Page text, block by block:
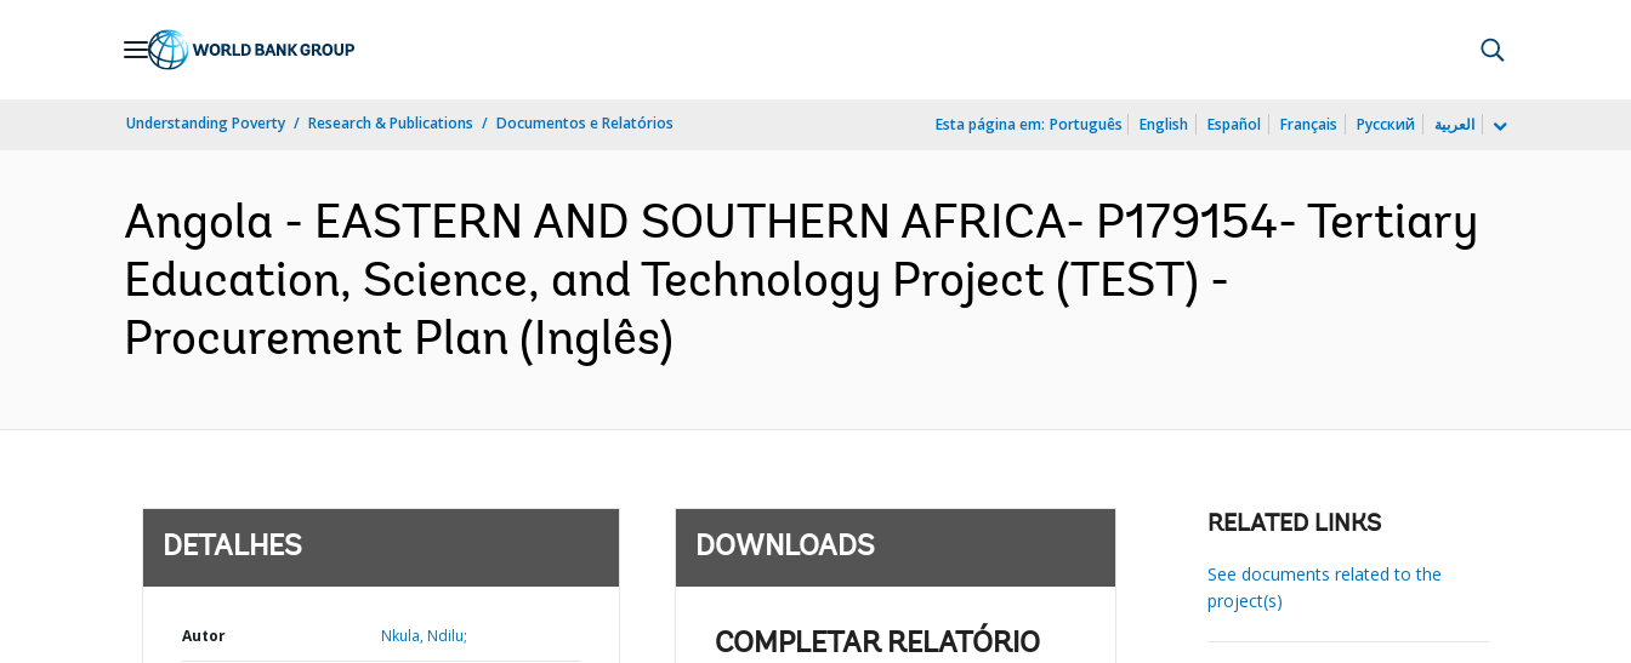
Understanding Poverty Research & Publications Documentos e Relatórios Esta página em: Português English Español Français Русский العربية
Angola - EASTERN AND SOUTHERN AFRICA- P179154- Tertiary
Education, Science, and Technology Project (TEST) -
Procurement Plan (Inglês)
DETALHES
Autor Nkula, Ndilu;
DOWNLOADS
COMPLETAR RELATÓRIO
RELATED LINKS
See documents related to the
project(s)